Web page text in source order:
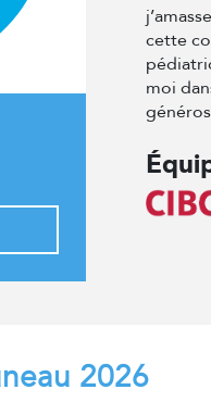
cette
moi
2026